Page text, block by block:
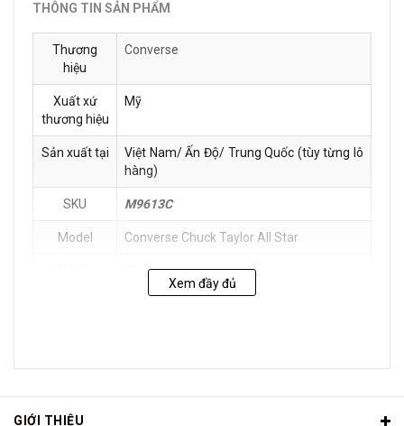
THÔNG TIN SẢN PHẨM
Thương
hiệu
Converse
Xuất xứ
thương hiệu
Mỹ
Sản xuất tại
Việt Nam/ Ấn Độ/ Trung Quốc (tùy từng lô
hàng)
SKU M9613C
Model Converse Chuck Taylor All Star
Canvas
Xem đầy đủ
GIỚI THIỆU